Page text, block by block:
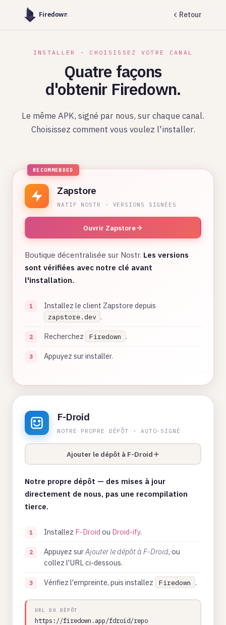
Retour
INSTALLER · CHOISISSEZ VOTRE CANAL
Quatre façons
d'obtenir Firedown.
Le même APK, signé par nous, sur chaque canal.
Choisissez comment vous voulez l'installer.
Zapstore
NATIF NOSTR · VERSIONS SIGNÉES
Ouvrir Zapstore
Boutique décentralisée sur Nostr. Les versions
sont vérifiées avec notre clé avant
l'installation.
Installez le client Zapstore depuis
zapstore.dev .
Recherchez Firedown .
Appuyez sur installer.
F-Droid
NOTRE PROPRE DÉPÔT · AUTO-SIGNÉ
Ajouter le dépôt à F-Droid
Notre propre dépôt — des mises à jour
directement de nous, pas une recompilation
tierce.
Installez F-Droid ou Droid-ify.
Appuyez surAjouter le dépôt à F-Droid, ou
collez l'URL ci-dessous.
Vérifiez l'empreinte, puis installez Firedown .
URL DU DÉPÔT
https://firedown.app/fdroid/repo